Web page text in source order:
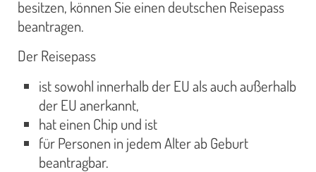
besitzen, können Sie einen deutschen Reisepass
beantragen.
Der Reisepass
ist sowohl innerhalb der EU als auch außerhalb
der EU anerkannt,
hat einen Chip und ist
für Personen in jedem Alter ab Geburt
beantragbar.